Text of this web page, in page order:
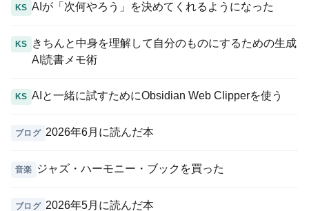
KS AIが「次何やろう」を決めてくれるようになった
KS
きちんと中身を理解して自分のものにするための生成
AI読書メモ術
KS AIと一緒に試すためにObsidian Web Clipperを使う
ブログ 2026年6月に読んだ本
音楽 ジャズ・ハーモニー・ブックを買った
ブログ 2026年5月に読んだ本